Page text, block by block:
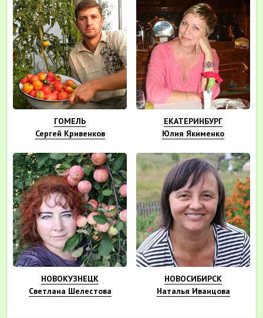
ГОМЕЛЬ
Сергей Кривенков
ЕКАТЕРИНБУРГ
Юлия Якименко
НОВОКУЗНЕЦК
Светлана Шелестова
НОВОСИБИРСК
Наталья Иванцова